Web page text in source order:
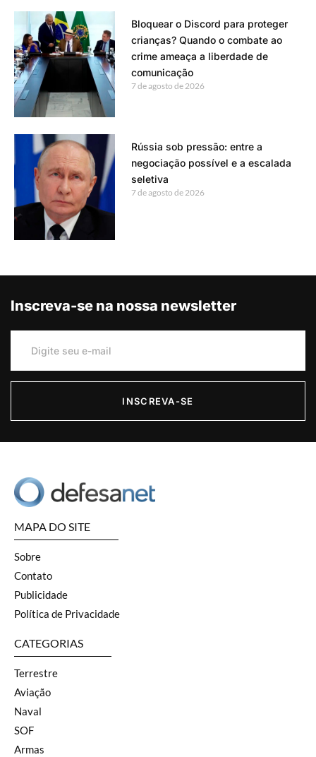
Bloquear o Discord para proteger
crianças? Quando o combate ao
crime ameaça a liberdade de
comunicação
7 de agosto de 2026
Rússia sob pressão: entre a
negociação possível e a escalada
seletiva
7 de agosto de 2026
Inscreva-se na nossa newsletter
INSCREVA-SE
MAPA DO SITE
Sobre
Contato
Publicidade
Política de Privacidade
CATEGORIAS
Terrestre
Aviação
Naval
SOF
Armas